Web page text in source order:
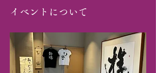
イベントについて